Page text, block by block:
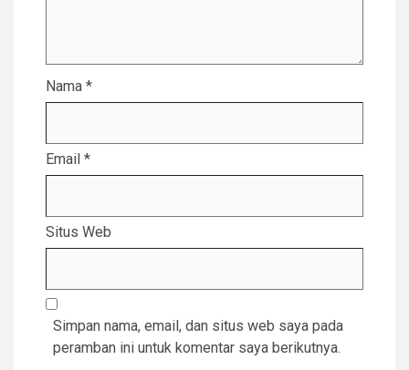
Nama *
Email *
Situs Web
Simpan nama, email, dan situs web saya pada
peramban ini untuk komentar saya berikutnya.